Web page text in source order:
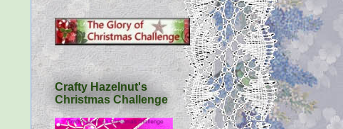
Crafty Hazelnut's
Christmas Challenge